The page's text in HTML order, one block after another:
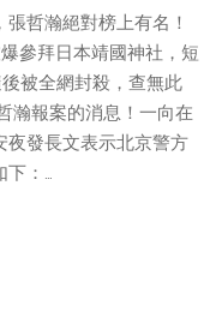
哲瀚絕對榜上有名！
參拜日本靖國神社，短
被全網封殺，查無此
瀚報案的消息！一向在
夜發長文表示北京警方
下：…